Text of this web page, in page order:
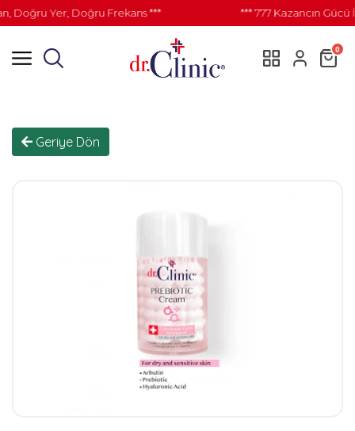
Yer, Doğru Frekans *** *** 777 Kazancın Gücü
0
Geriye Dön